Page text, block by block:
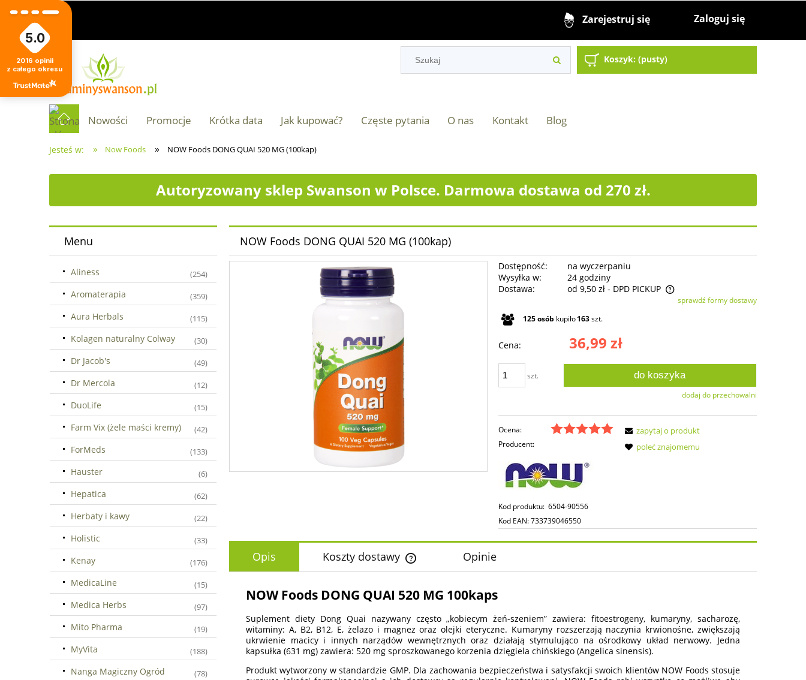
Zarejestruj się Zaloguj się
Koszyk: (pusty)
Nowości Promocje Krótka data Jak kupować? Częste pytania O nas Kontakt Blog
Jesteś w: » Now Foods » NOW Foods DONG QUAI 520 MG (100kap)
Autoryzowany sklep Swanson w Polsce. Darmowa dostawa od 270 zł.
Menu
Aliness (254)
Aromaterapia (359)
Aura Herbals (115)
Kolagen naturalny Colway (30)
Dr Jacob's (49)
Dr Mercola (12)
DuoLife (15)
Farm Vix (żele maści kremy) (42)
ForMeds (133)
Hauster (6)
Hepatica (62)
Herbaty i kawy (22)
Holistic (33)
Kenay (176)
MedicaLine (15)
Medica Herbs (97)
Mito Pharma (19)
MyVita (188)
Nanga Magiczny Ogród (78)
NOW Foods DONG QUAI 520 MG (100kap)
Dostępność:
na wyczerpaniu
Wysyłka w:
24 godziny
Dostawa:
od 9,50 zł - DPD PICKUP
Cena nie zawiera ewentualnych kosztów
płatności
sprawdź formy dostawy
125osób kupiło163szt.
Cena: 36,99 zł
szt. do koszyka
dodaj do przechowalni
Ocena:
Producent:
Kod produktu: 6504-90556
Kod EAN:733739046550
zapytaj o produkt
poleć znajomemu
Opis Koszty dostawy
Cena nie zawiera ewentualnych kosztów
płatności
Opinie
NOW Foods DONG QUAI 520 MG 100kaps
Suplement diety Dong Quai nazywany często „kobiecym żeń-szeniem” zawiera: fitoestrogeny, kumaryny, sacharozę,
witaminy: A, B2, B12, E, żelazo i magnez oraz olejki eteryczne. Kumaryny rozszerzają naczynia krwionośne, zwiększają
ukrwienie macicy i innych narządów wewnętrznych oraz działają stymulująco na ośrodkowy układ nerwowy. Jedna
kapsułka (631 mg) zawiera: 520 mg sproszkowanego korzenia dzięgiela chińskiego (Angelica sinensis).
Produkt wytworzony w standardzie GMP. Dla zachowania bezpieczeństwa i satysfakcji swoich klientów NOW Foods stosuje
5.0
2016 opinii
z całego okresu